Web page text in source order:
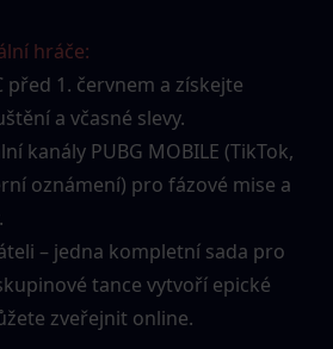
hráče:
před 1. červnem a získejte
a včasné slevy.
kanály PUBG MOBILE (TikTok,
oznámení) pro fázové mise a
– jedna kompletní sada pro
tance vytvoří epické
zveřejnit online.